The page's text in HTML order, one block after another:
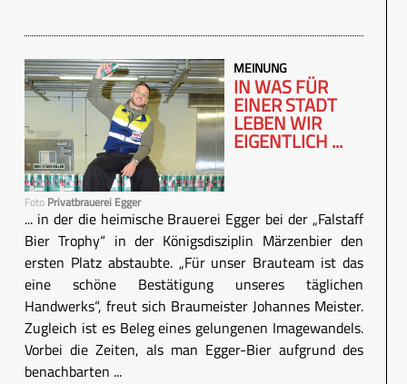
Foto Privatbrauerei Egger
MEINUNG
IN WAS FÜR
EINER STADT
LEBEN WIR
EIGENTLICH ...
... in der die heimische Brauerei Egger bei der „Falstaff
Bier Trophy“ in der Königsdisziplin Märzenbier den
ersten Platz abstaubte. „Für unser Brauteam ist das
eine schöne Bestätigung unseres täglichen
Handwerks“, freut sich Braumeister Johannes Meister.
Zugleich ist es Beleg eines gelungenen Imagewandels.
Vorbei die Zeiten, als man Egger-Bier aufgrund des
benachbarten ...